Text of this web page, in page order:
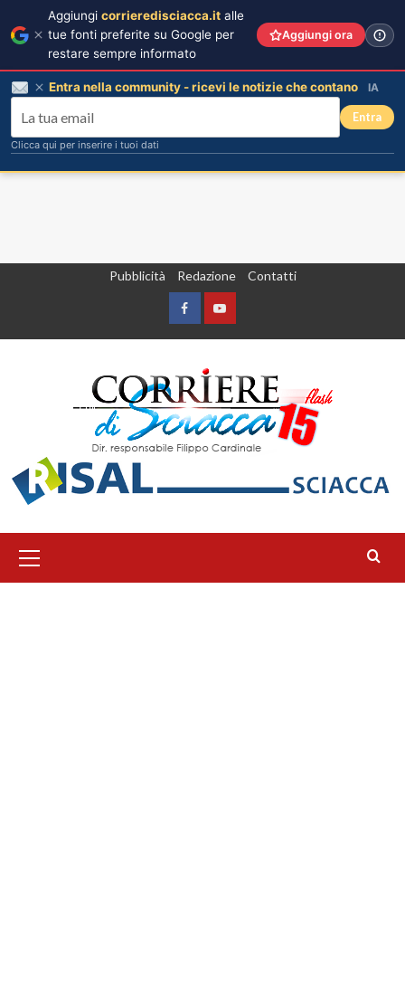
Pubblicità Redazione Contatti
FacebookYountube
principale
Aggiungi corrieredisciacca.it alle
tue fonti preferite su Google per
restare sempre informato
Aggiungi ora
Entra nella community - ricevi le notizie che contano IA
Entra
Clicca qui per inserire i tuoi dati